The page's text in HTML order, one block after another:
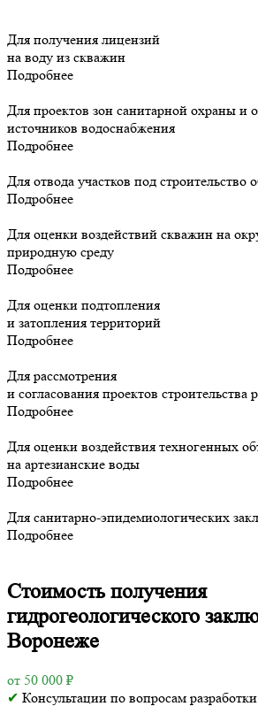
Для получения лицензий
на воду из скважин
Подробнее
Для проектов зон санитарной охраны и
источников водоснабжения
Подробнее
Для отвода участков под строительство
Подробнее
Для оценки воздействий скважин на
природную среду
Подробнее
Для оценки подтопления
и затопления территорий
Подробнее
Для рассмотрения
и согласования проектов строительства
Подробнее
Для оценки воздействия техногенных
на артезианские воды
Подробнее
Для санитарно-эпидемиологических
Подробнее
Стоимость получения
гидрогеологического
Воронеже
от 50 000 ₽
✔ Консультации по вопросам